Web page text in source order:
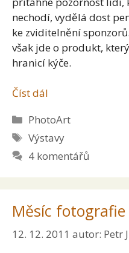
nechodí, vydělá dost
ke zviditelnění
však jde o produkt,
hranicí kýče.
Číst dál
Rubriky
PhotoArt
Štítky
Výstavy
4 komentářů
Měsíc fotografie
12. 12. 2011 autor: Petr